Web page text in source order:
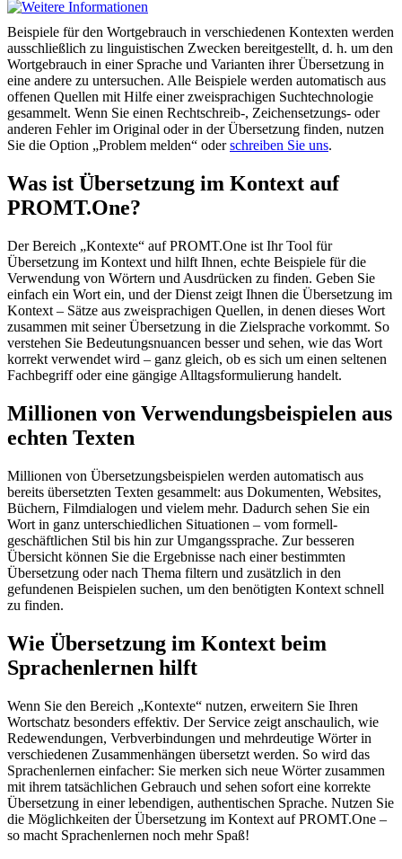
Beispiele für den Wortgebrauch in verschiedenen Kontexten werden
ausschließlich zu linguistischen Zwecken bereitgestellt, d. h. um den
Wortgebrauch in einer Sprache und Varianten ihrer Übersetzung in
eine andere zu untersuchen. Alle Beispiele werden automatisch aus
offenen Quellen mit Hilfe einer zweisprachigen Suchtechnologie
gesammelt. Wenn Sie einen Rechtschreib-, Zeichensetzungs- oder
anderen Fehler im Original oder in der Übersetzung finden, nutzen
Sie die Option „Problem melden“ oderschreiben Sie uns.
Was ist Übersetzung im Kontext auf
PROMT.One?
Der Bereich „Kontexte“ auf PROMT.One ist Ihr Tool für
Übersetzung im Kontext und hilft Ihnen, echte Beispiele für die
Verwendung von Wörtern und Ausdrücken zu finden. Geben Sie
einfach ein Wort ein, und der Dienst zeigt Ihnen die Übersetzung im
Kontext – Sätze aus zweisprachigen Quellen, in denen dieses Wort
zusammen mit seiner Übersetzung in die Zielsprache vorkommt. So
verstehen Sie Bedeutungsnuancen besser und sehen, wie das Wort
korrekt verwendet wird – ganz gleich, ob es sich um einen seltenen
Fachbegriff oder eine gängige Alltagsformulierung handelt.
Millionen von Verwendungsbeispielen aus
echten Texten
Millionen von Übersetzungsbeispielen werden automatisch aus
bereits übersetzten Texten gesammelt: aus Dokumenten, Websites,
Büchern, Filmdialogen und vielem mehr. Dadurch sehen Sie ein
Wort in ganz unterschiedlichen Situationen – vom formell-
geschäftlichen Stil bis hin zur Umgangssprache. Zur besseren
Übersicht können Sie die Ergebnisse nach einer bestimmten
Übersetzung oder nach Thema filtern und zusätzlich in den
gefundenen Beispielen suchen, um den benötigten Kontext schnell
zu finden.
Wie Übersetzung im Kontext beim
Sprachenlernen hilft
Wenn Sie den Bereich „Kontexte“ nutzen, erweitern Sie Ihren
Wortschatz besonders effektiv. Der Service zeigt anschaulich, wie
Redewendungen, Verbverbindungen und mehrdeutige Wörter in
verschiedenen Zusammenhängen übersetzt werden. So wird das
Sprachenlernen einfacher: Sie merken sich neue Wörter zusammen
mit ihrem tatsächlichen Gebrauch und sehen sofort eine korrekte
Übersetzung in einer lebendigen, authentischen Sprache. Nutzen Sie
die Möglichkeiten der Übersetzung im Kontext auf PROMT.One –
so macht Sprachenlernen noch mehr Spaß!